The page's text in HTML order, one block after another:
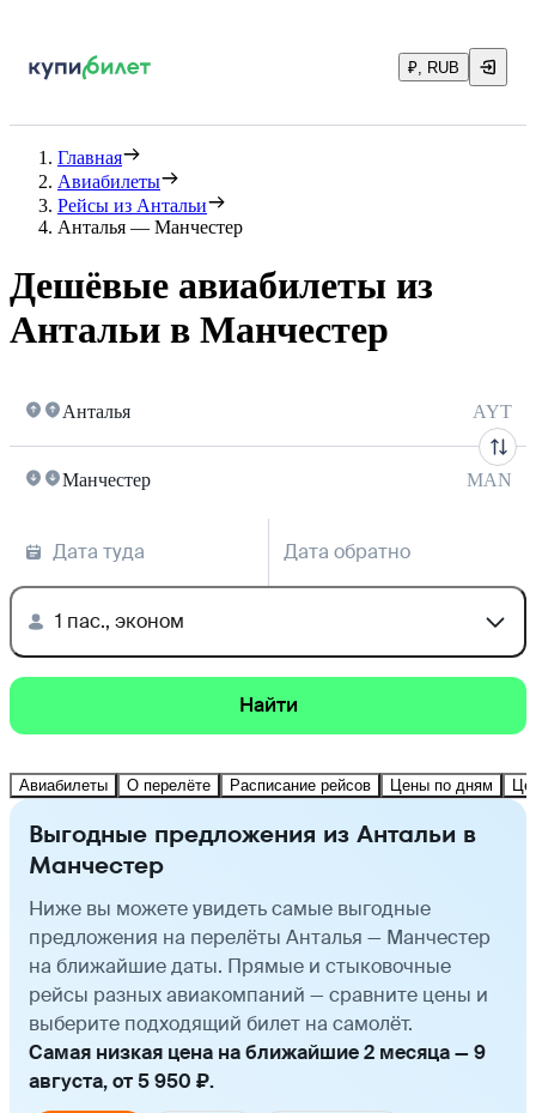
₽, RUB
Главная
Авиабилеты
Рейсы из Антальи
Анталья — Манчестер
Дешёвые авиабилеты из
Антальи в Манчестер
Анталья AYT
Манчестер MAN
Дата туда Дата обратно
1 пас., эконом
Найти
Авиабилеты О перелёте Расписание рейсов Цены по дням
Выгодные предложения из Антальи в
Манчестер
Ниже вы можете увидеть самые выгодные
предложения на перелёты Анталья — Манчестер
на ближайшие даты. Прямые и стыковочные
рейсы разных авиакомпаний — сравните цены и
выберите подходящий билет на самолёт.
Самая низкая цена на ближайшие 2 месяца — 9
августа, от 5 950 ₽.